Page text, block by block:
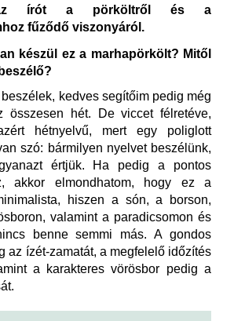
az írót a pörköltről és a
fűződő viszonyáról.
készül ez a marhapörkölt? Mitől
kedves segítőim pedig még
összesen hét. De viccet félretéve,
hétnyelvű, mert egy poliglott
szó: bármilyen nyelvet beszélünk,
értjük. Ha pedig a pontos
akkor elmondhatom, hogy ez a
hiszen a són, a borson,
valamint a paradicsomon és
benne semmi más. A gondos
az ízét-zamatát, a megfelelő időzítés
a karakteres vörösbor pedig a